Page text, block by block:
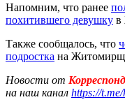
Напомним, что ранее
похитившего девушку в
Также сообщалось, что
подростка на
Новости от
на наш канал https://